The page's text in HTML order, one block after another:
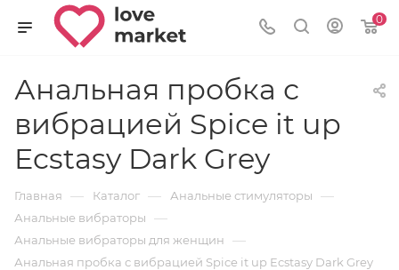
0
Анальная пробка с
вибрацией Spice it up
Ecstasy Dark Grey
Главная — Каталог — Анальные стимуляторы —
Анальные вибраторы —
Анальные вибраторы для женщин —
Анальная пробка с вибрацией Spice it up Ecstasy Dark Grey